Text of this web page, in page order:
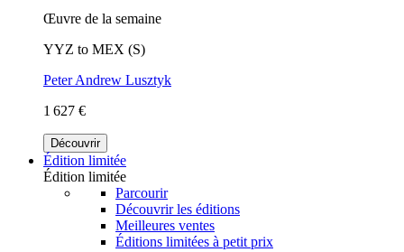
Œuvre de la semaine
YYZ to MEX (S)
Peter Andrew Lusztyk
1 627 €
Découvrir
Édition limitée
Édition limitée
Parcourir
Découvrir les éditions
Meilleures ventes
Éditions limitées à petit prix